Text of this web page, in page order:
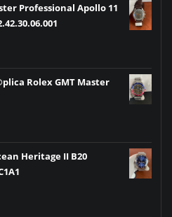
Professional Apollo 11
Rolex GMT Master
Heritage II B20